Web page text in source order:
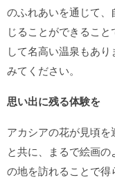
のふれあいを通じて
じることができるこ
して名高い温泉もあ
みてください。
思い出に残る体験を
アカシアの花が見頃
と共に、まるで絵画
の地を訪れることで得